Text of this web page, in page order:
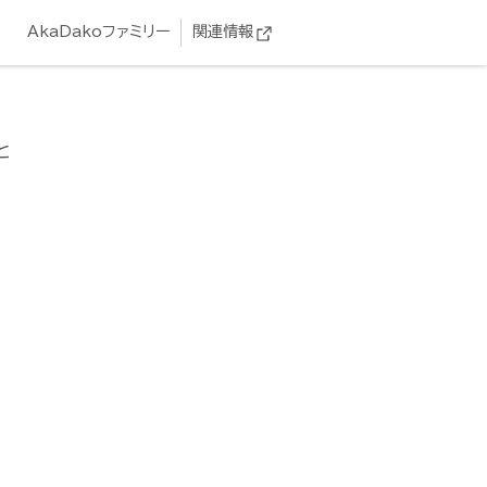
AkaDakoファミリー 関連情報